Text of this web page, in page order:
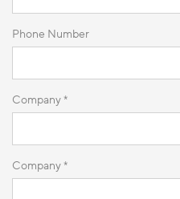
Phone Number
Company *
Company *